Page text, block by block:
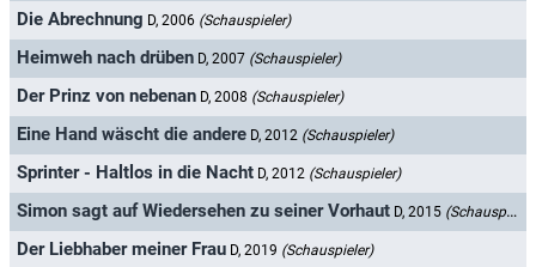
Die Abrechnung D, 2006 (Schauspieler)
Heimweh nach drüben D, 2007 (Schauspieler)
Der Prinz von nebenan D, 2008 (Schauspieler)
Eine Hand wäscht die andere D, 2012 (Schauspieler)
Sprinter - Haltlos in die Nacht D, 2012 (Schauspieler)
Simon sagt auf Wiedersehen zu seiner Vorhaut D, 2015 (Schauspieler)
Der Liebhaber meiner Frau D, 2019 (Schauspieler)